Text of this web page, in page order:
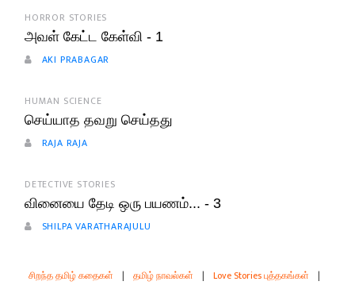
HORROR STORIES
அவள் கேட்ட கேள்வி - 1
AKI PRABAGAR
HUMAN SCIENCE
செய்யாத தவறு செய்தது
RAJA RAJA
DETECTIVE STORIES
வினையை தேடி ஒரு பயணம்... - 3
SHILPA VARATHARAJULU
சிறந்த தமிழ் கதைகள் | தமிழ் நாவல்கள் | Love Stories புத்தகங்கள் |